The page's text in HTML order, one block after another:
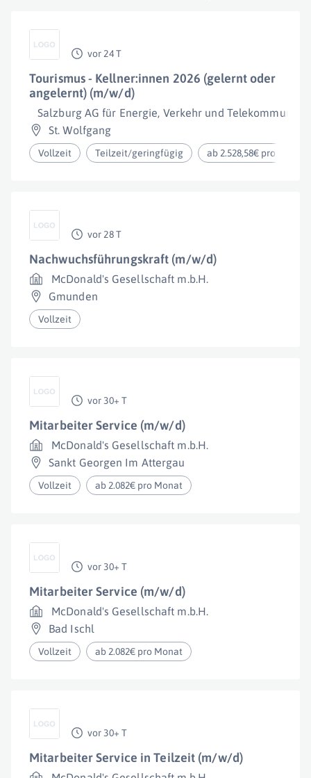
vor 24 T
Tourismus - Kellner:innen 2026 (gelernt oder
angelernt) (m/w/d)
Salzburg AG für Energie, Verkehr und
St. Wolfgang
Vollzeit Teilzeit/geringfügig ab 2.528,58€ pro Monat
vor 28 T
Nachwuchsführungskraft (m/w/d)
McDonald's Gesellschaft m.b.H.
Gmunden
Vollzeit
vor 30+ T
Mitarbeiter Service (m/w/d)
McDonald's Gesellschaft m.b.H.
Sankt Georgen Im Attergau
Vollzeit ab 2.082€ pro Monat
vor 30+ T
Mitarbeiter Service (m/w/d)
McDonald's Gesellschaft m.b.H.
Bad Ischl
Vollzeit ab 2.082€ pro Monat
vor 30+ T
Mitarbeiter Service in Teilzeit (m/w/d)